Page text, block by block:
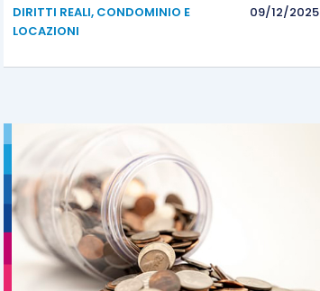
DIRITTI REALI, CONDOMINIO E
LOCAZIONI
09/12/2025